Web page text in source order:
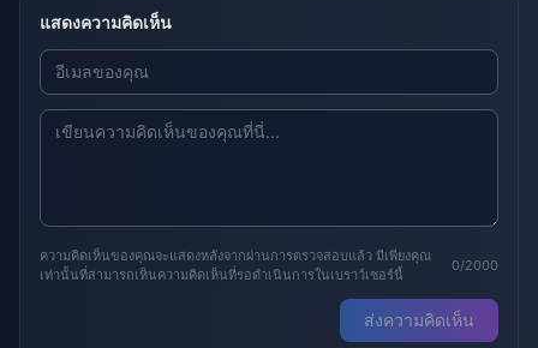
แสดงความคิดเห็น
ความคิดเห็นของคุณจะแสดงหลังจากผ่านการตรวจสอบแล้ว มีเพียงคุณ
เท่านั้นที่สามารถเห็นความคิดเห็นที่รอดำเนินการในเบราว์เซอร์นี้
0/2000
ส่งความคิดเห็น